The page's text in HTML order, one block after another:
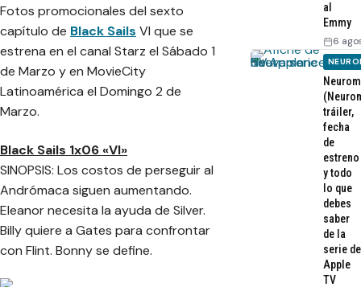
Fotos promocionales del sexto
capítulo de Black Sails VI que se
estrena en el canal Starz el Sábado 1
de Marzo y en MovieCity
Latinoamérica el Domingo 2 de
Marzo.
Black Sails 1x06 «VI»
SINOPSIS: Los costos de perseguir al
Andrómaca siguen aumentando.
Eleanor necesita la ayuda de Silver.
Billy quiere a Gates para confrontar
con Flint. Bonny se define.
al
Emmy
6
tráiler,
fecha
de
estreno
y todo
lo que
debes
saber
de la
serie de
Apple
TV